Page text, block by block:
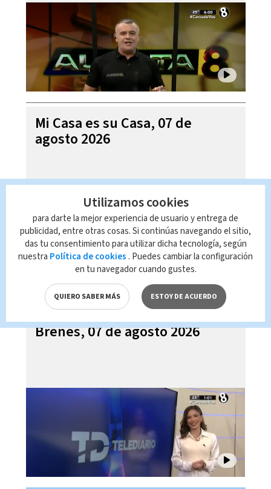
Mi Casa es su Casa, 07 de
agosto 2026
Telediario En Directo con Paula
Brenes, 07 de agosto 2026
Utilizamos cookies
para darte la mejor experiencia de usuario y entrega de
publicidad, entre otras cosas. Si continúas navegando el sitio,
das tu consentimiento para utilizar dicha tecnología, según
nuestra Política de cookies . Puedes cambiar la configuración
en tu navegador cuando gustes.
QUIERO SABER MÁS ESTOY DE ACUERDO